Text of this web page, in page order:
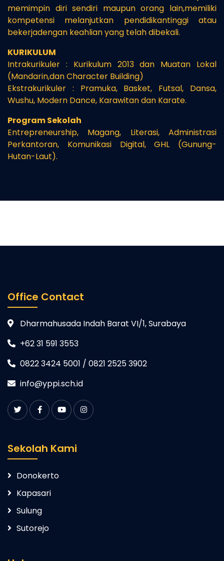
memimpin diri sendiri maupun orang lain,memiliki
kompetensi melanjutkan pendidikantinggi atau
bekerjadengan keahlian yang telah dibekali.
KURIKULUM
Intrakurikuler : Kurikulum 2013 dan Muatan Lokal
(Mandarin,dan Character Building)
Ekstrakurikuler : Pramuka, Basket, Futsal, Dansa,
Wushu, Modern Dance, Karawitan dan Karate.
Program Sekolah
Entrepreneurship, Magang, Literasi, Administrasi
Perkantoran, Komunikasi Digital, GHL (Gunung-
Hutan-Laut).
Office Contact
Dharmahusada Indah Barat VI/1, Surabaya
+62 31 591 3553
0822 3424 5001 / 0821 2525 3902
info@yppi.sch.id
Sekolah Kami
Donokerto
Kapasari
Sulung
Sutorejo